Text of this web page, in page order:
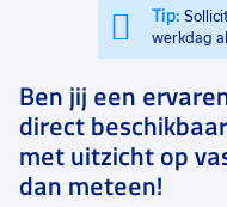
Tip:
werkdag
Ben jij een
direct
met uitzicht op
dan meteen!